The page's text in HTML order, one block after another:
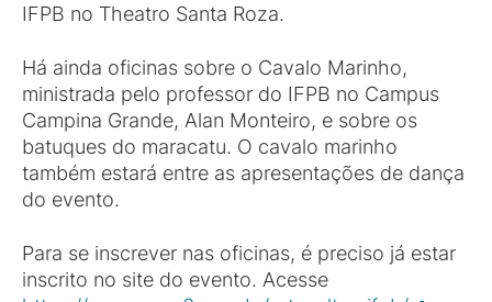
IFPB no Theatro Santa Roza.
Há ainda oficinas sobre o Cavalo Marinho,
ministrada pelo professor do IFPB no Campus
Campina Grande, Alan Monteiro, e sobre os
batuques do maracatu. O cavalo marinho
também estará entre as apresentações de dança
do evento.
Para se inscrever nas oficinas, é preciso já estar
inscrito no site do evento. Acesse